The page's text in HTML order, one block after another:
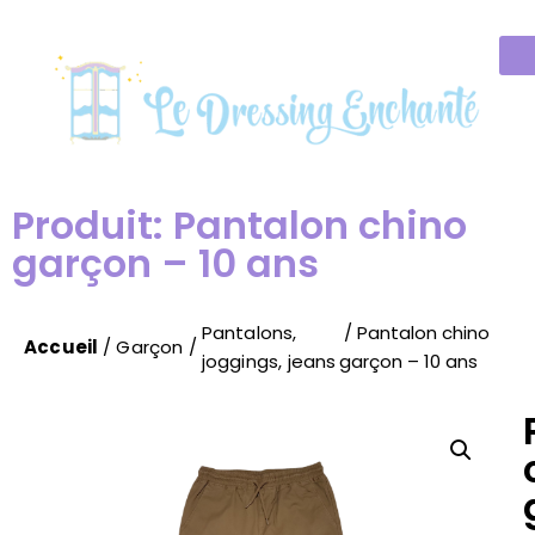
Produit: Pantalon chino
garçon – 10 ans
Accueil /Garçon /
Pantalons,
joggings, jeans
/ Pantalon chino
garçon – 10 ans